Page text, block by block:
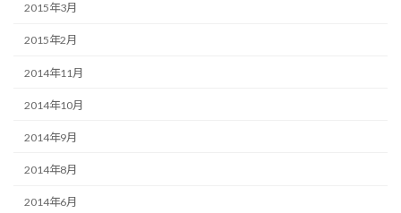
2015年3月
2015年2月
2014年11月
2014年10月
2014年9月
2014年8月
2014年6月